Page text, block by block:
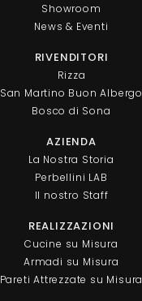
Showroom
News & Eventi
RIVENDITORI
Rizza
San Martino Buon Albergo
Bosco di Sona
AZIENDA
La Nostra Storia
Perbellini LAB
Il nostro Staff
REALIZZAZIONI
Cucine su Misura
Armadi su Misura
Pareti Attrezzate su Misura